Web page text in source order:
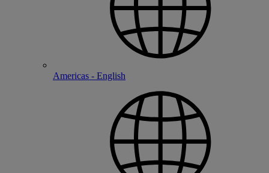
Americas - English